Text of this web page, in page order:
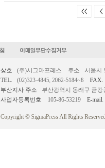
<< <
상호 (주)시그마프레스 주소
서울시
TEL.
(02)323-4845, 2062-5184~8
FAX.
부산지사 주소
부산광역시 동래구 금강
사업자등록번호
105-86-53219 E-mail.
Copyright © SigmaPress All Rights